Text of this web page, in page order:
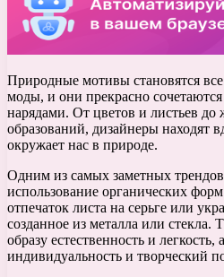
Природные мотивы становятся
моды, и они прекрасно
нарядами. От цветов и листьев
образований, дизайнеры находят
окружает нас в природе.
Одним из самых заметных трендов
использование органических
отпечаток листа на серьге или
созданное из металла или
образу естественность и
индивидуальность и творческий